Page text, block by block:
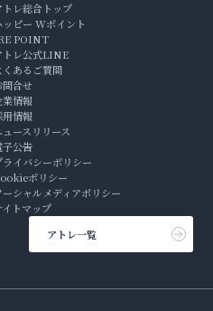
トレ総合トップ
ッピー Wポイント
POINT
トレ公式LINE
くあるご質問
問合せ
業情報
用情報
ュースリリース
子公告
ライバシーポリシー
ポリシー
ーシャルメディアポリシー
イトマップ
アトレ一覧